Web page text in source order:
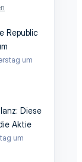
Republic
um
Diese
Aktie
um